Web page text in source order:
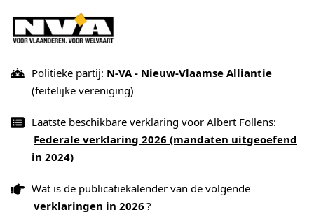
Politieke partij: N-VA - Nieuw-Vlaamse Alliantie
(feitelijke vereniging)
Laatste beschikbare verklaring voor Albert Follens:
Federale verklaring 2026 (mandaten uitgeoefend
in 2024)
Wat is de publicatiekalender van de volgende
verklaringen in 2026 ?